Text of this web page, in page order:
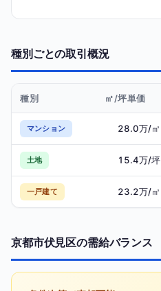
種別ごとの取引概況
種別 ㎡/坪単価
マンション 28.0万/㎡
土地 15.4万/坪
一戸建て 23.2万/㎡
京都市伏見区の需給バランス